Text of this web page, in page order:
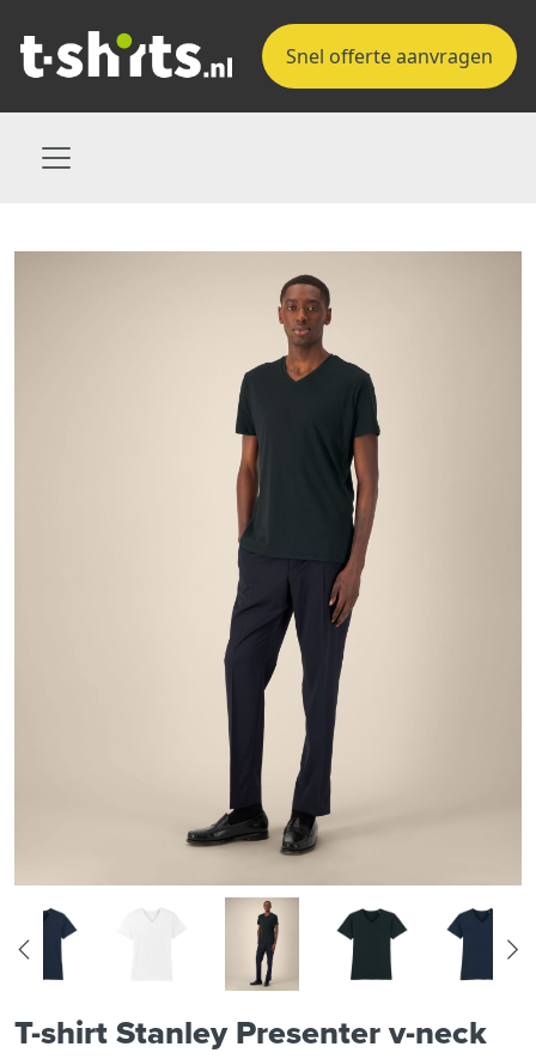
Snel offerte aanvragen
T-shirt Stanley Presenter v-neck